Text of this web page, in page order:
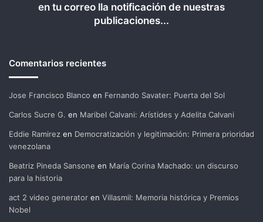
en tu correo lla notificación de nuestras
publicaciones...
Comentarios recientes
Jose Francisco Blanco en Fernando Savater: Puerta del Sol
Carlos Sucre G. en Maribel Calvani: Arístides y Adelita Calvani
Eddie Ramirez en Democratización y legitimación: Primera prioridad
venezolana
Beatriz Pineda Sansone en María Corina Machado: un discurso
para la historia
act 2 video generator en Villasmil: Memoria histórica y Premios
Nobel